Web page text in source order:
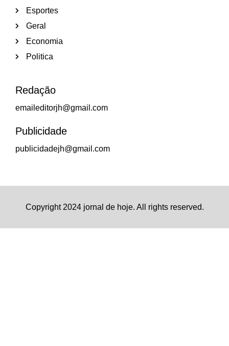
Esportes
Geral
Economia
Politica
Redação
emaileditorjh@gmail.com
Publicidade
publicidadejh@gmail.com
Copyright 2024 jornal de hoje. All rights reserved.